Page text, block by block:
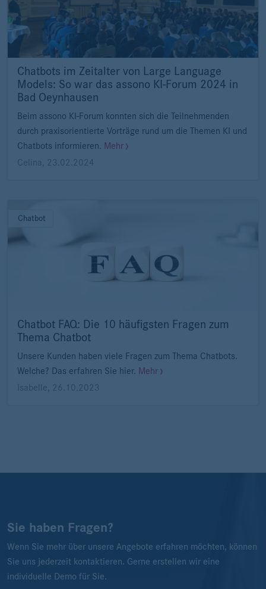
Chatbots im Zeitalter von Large Language
Models: So war das assono KI-Forum 2024 in
Bad Oeynhausen
Beim assono KI-Forum konnten sich die Teilnehmenden
durch praxisorientierte Vorträge rund um die Themen KI und
Chatbots informieren. Mehr
Celina, 23.02.2024
Chatbot
Chatbot FAQ: Die 10 häufigsten Fragen zum
Thema Chatbot
Unsere Kunden haben viele Fragen zum Thema Chatbots.
Welche? Das erfahren Sie hier. Mehr
Isabelle, 26.10.2023
Sie haben Fragen?
Wenn Sie mehr über unsere Angebote erfahren möchten, können
Sie uns jederzeit kontaktieren. Gerne erstellen wir eine
individuelle Demo für Sie.